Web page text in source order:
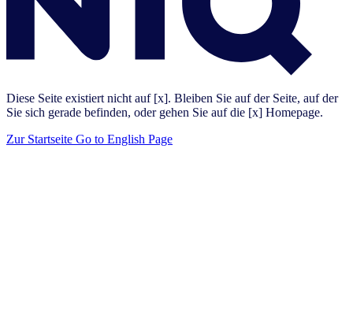
Diese Seite existiert nicht auf [x]. Bleiben Sie auf der Seite, auf der
Sie sich gerade befinden, oder gehen Sie auf die [x] Homepage.
Zur Startseite Go to English Page